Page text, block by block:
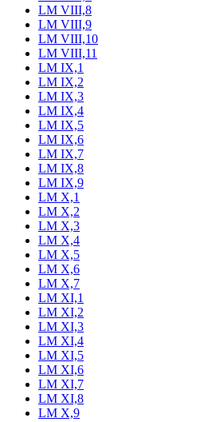
LM VIII,8
LM VIII,9
LM VIII,10
LM VIII,11
LM IX,1
LM IX,2
LM IX,3
LM IX,4
LM IX,5
LM IX,6
LM IX,7
LM IX,8
LM IX,9
LM X,1
LM X,2
LM X,3
LM X,4
LM X,5
LM X,6
LM X,7
LM XI,1
LM XI,2
LM XI,3
LM XI,4
LM XI,5
LM XI,6
LM XI,7
LM XI,8
LM X,9